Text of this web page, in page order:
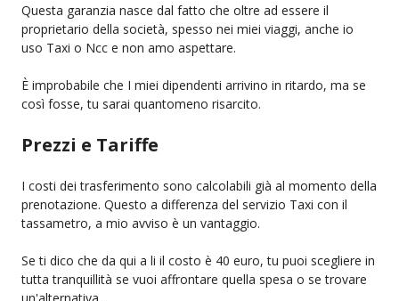
Questa garanzia nasce dal fatto che oltre ad essere il
proprietario della società, spesso nei miei viaggi, anche io
uso Taxi o Ncc e non amo aspettare.
È improbabile che I miei dipendenti arrivino in ritardo, ma se
così fosse, tu sarai quantomeno risarcito.
Prezzi e Tariffe
I costi dei trasferimento sono calcolabili già al momento della
prenotazione. Questo a differenza del servizio Taxi con il
tassametro, a mio avviso è un vantaggio.
Se ti dico che da qui a li il costo è 40 euro, tu puoi scegliere in
tutta tranquillità se vuoi affrontare quella spesa o se trovare